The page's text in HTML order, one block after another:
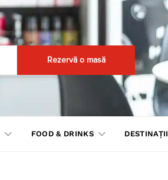
Rezervă o masă
FOOD & DRINKS DESTINAȚII